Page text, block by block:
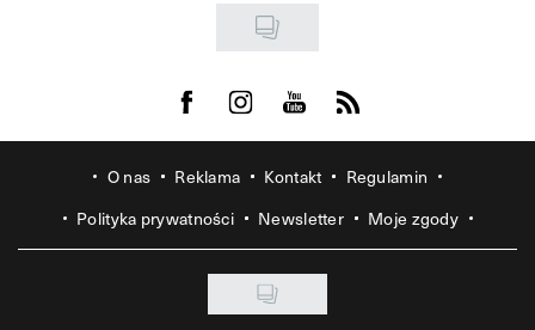
Visit us on Facebook
Visit us on Instagram
Visit us on Youtube
Visit us on Rss
O nas Reklama Kontakt
Regulamin
Polityka prywatności
Newsletter Moje zgody